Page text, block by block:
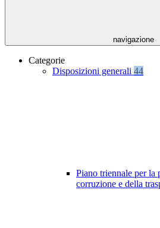
navigazione
Categorie
Disposizioni generali 44
Piano triennale per la
corruzione e della